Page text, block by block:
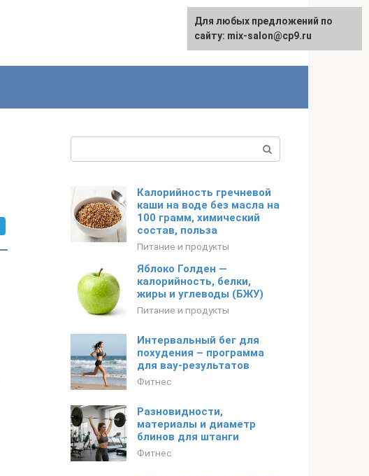
Калорийность гречневой
каши на воде без масла на
100 грамм, химический
состав, польза
Питание и продукты
Яблоко Голден —
калорийность, белки,
жиры и углеводы (БЖУ)
Питание и продукты
Интервальный бег для
похудения – программа
для вау-результатов
Фитнес
Разновидности,
материалы и диаметр
блинов для штанги
Фитнес
Для любых предложений по
сайту: mix-salon@cp9.ru